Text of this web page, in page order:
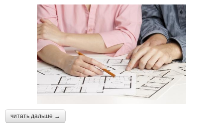
читать дальше →